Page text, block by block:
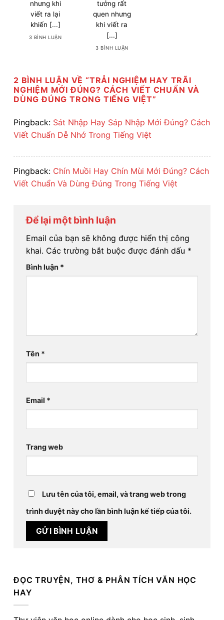
nhưng khi
viết ra lại
khiến [...]
3 BÌNH LUẬN
tưởng rất
quen nhưng
khi viết ra
[...]
3 BÌNH LUẬN
2 BÌNH LUẬN VỀ “TRẢI NGHIỆM HAY TRÃI
NGHIỆM MỚI ĐÚNG? CÁCH VIẾT CHUẨN VÀ
DÙNG ĐÚNG TRONG TIẾNG VIỆT”
Pingback: Sát Nhập Hay Sáp Nhập Mới Đúng? Cách
Viết Chuẩn Dễ Nhớ Trong Tiếng Việt
Pingback: Chín Muồi Hay Chín Mùi Mới Đúng? Cách
Viết Chuẩn Và Dùng Đúng Trong Tiếng Việt
Để lại một bình luận
Email của bạn sẽ không được hiển thị công
khai. Các trường bắt buộc được đánh dấu *
Bình luận *
Tên *
Email *
Trang web
Lưu tên của tôi, email, và trang web trong
trình duyệt này cho lần bình luận kế tiếp của tôi.
ĐỌC TRUYỆN, THƠ & PHÂN TÍCH VĂN HỌC
HAY